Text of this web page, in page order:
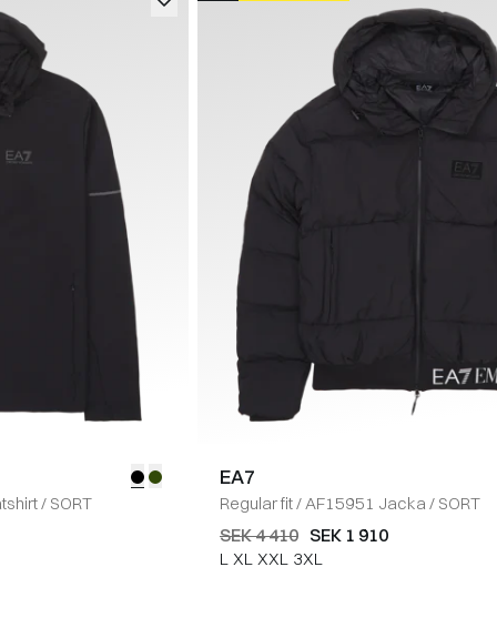
/ SORT
EA7
Regular fit/AF15951 Jacka / SORT
SEK 4 410 SEK 1 910
L XL XXL 3XL